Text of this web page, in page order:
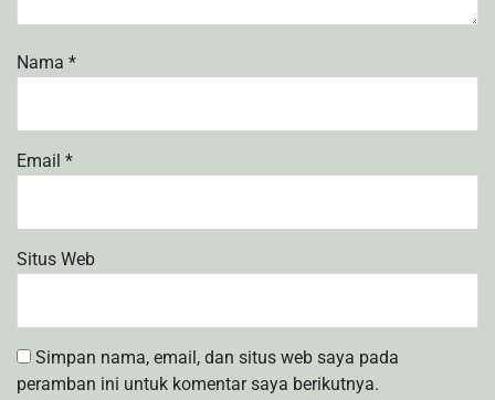
Nama *
Email *
Situs Web
Simpan nama, email, dan situs web saya pada
peramban ini untuk komentar saya berikutnya.